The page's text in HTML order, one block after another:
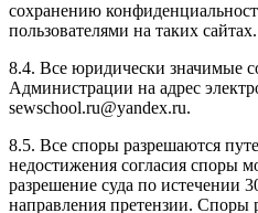
сохранению
пользователями на таких сайтах.
8.4. Все юридически значимые
Администрации на адрес
sewschool.ru@yandex.ru.
8.5. Все споры разрешаются
недостижения согласия споры
разрешение суда по истечении
направления претензии. Споры